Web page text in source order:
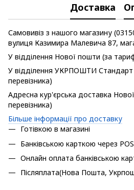
Доставка
Самовивіз з нашого магазину
вулиця Казимира Малевича 87,
У відділення Нової пошти (за
У відділення УКРПОШТИ
перевізника)
Адресна кур'єрська доставка
перевізника)
Більше інформації про доставку
Готівкою в магазині
Банківською карткою через
Онлайн оплата банківською
Післяплата(Нова Пошта,